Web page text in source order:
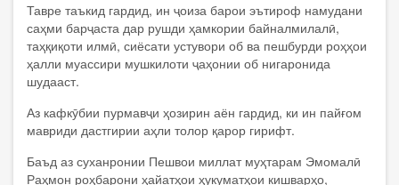
Тавре таъкид гардид, ин ҷоиза барои эътироф намудани
саҳми барҷаста дар рушди ҳамкории байналмилалӣ,
таҳқиқоти илмӣ, сиёсати устувори об ва пешбурди роҳҳои
ҳалли муассири мушкилоти ҷаҳонии об нигаронида
шудааст.
Аз кафкӯбии пурмавҷи ҳозирин аён гардид, ки ин пайғом
мавриди дастгирии аҳли толор қарор гирифт.
Баъд аз суханронии Пешвои миллат муҳтарам Эмомалӣ
Раҳмон роҳбарони ҳайатҳои ҳукуматҳои кишварҳо,